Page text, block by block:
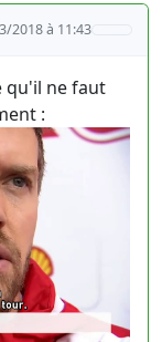
2018 à 11:43
qu'il ne faut
: